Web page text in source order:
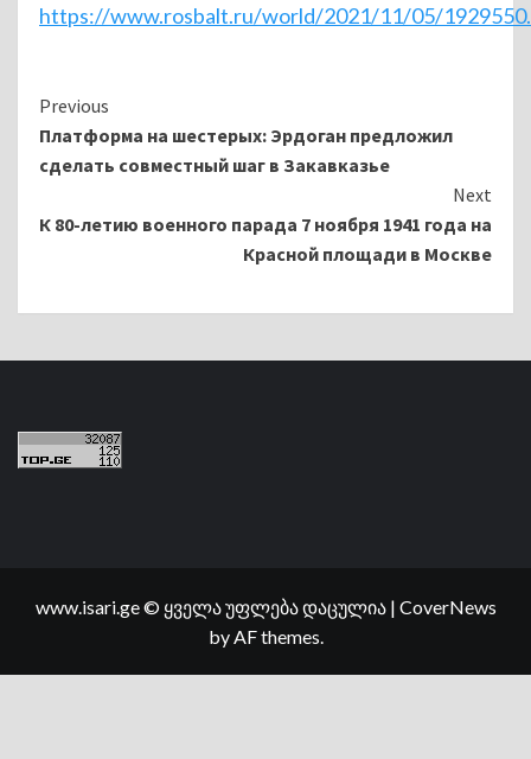
https://www.rosbalt.ru/world/2021/11/05/
Continue
Reading
Previous
Платформа на шестерых: Эрдоган предложил
сделать совместный шаг в Закавказье
Next
К 80-летию военного парада 7 ноября 1941 года на
Красной площади в Москве
www.isari.ge © ყველა უფლება დაცულია | CoverNews
by AF themes.